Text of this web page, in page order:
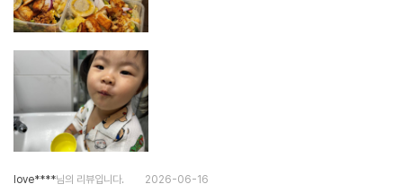
love****님의 리뷰입니다. 2026-06-16